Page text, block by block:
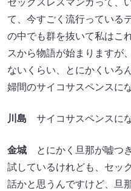
セックスレスマンガって、
て、今すごく流行っている
の中でも群を抜いて私はこ
スから物語が始まりますが
ないくらい、とにかくいろ
婦間のサイコサスペンスに
川島 サイコサスペンスに
金城 とにかく旦那が嘘つ
試しているけれども、セッ
話かと思うんですけど、旦